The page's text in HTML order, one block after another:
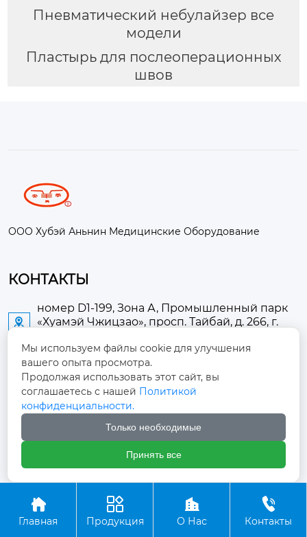
Пневматический небулайзер все
модели
Пластырь для послеоперационных
швов
ООО Хубэй Аньнин Медицинские Оборудование
КОНТАКТЫ

номер D1-199, Зона А, Промышленный парк
«Хуамэй Чжицзао», просп. Тайбай, д. 266, г.
 2673889948@qq.com
+86-13705274289
+86-19084124289
Оборудование

Главная

Продукция

О Нас

Контакты
Мы используем файлы cookie для улучшения
вашего опыта просмотра.
Продолжая использовать этот сайт, вы
соглашаетесь с нашей Политикой
конфиденциальности.
Только необходимые
Принять все